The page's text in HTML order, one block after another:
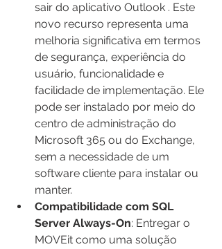
sair do aplicativo Outlook . Este
novo recurso representa uma
melhoria significativa em termos
de segurança, experiência do
usuário, funcionalidade e
facilidade de implementação. Ele
pode ser instalado por meio do
centro de administração do
Microsoft 365 ou do Exchange,
sem a necessidade de um
software cliente para instalar ou
manter.
Compatibilidade com SQL
Server Always-On: Entregar o
MOVEit como uma solução